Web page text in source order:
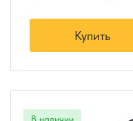
Купить